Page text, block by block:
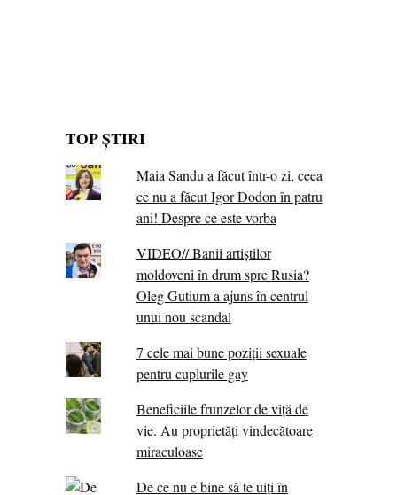
TOP ȘTIRI
Maia Sandu a făcut într-o zi, ceea
ce nu a făcut Igor Dodon în patru
ani! Despre ce este vorba
VIDEO// Banii artiștilor
moldoveni în drum spre Rusia?
Oleg Gutium a ajuns în centrul
unui nou scandal
7 cele mai bune poziții sexuale
pentru cuplurile gay
Beneficiile frunzelor de viță de
vie. Au proprietăţi vindecătoare
miraculoase
De ce nu e bine să te uiți în